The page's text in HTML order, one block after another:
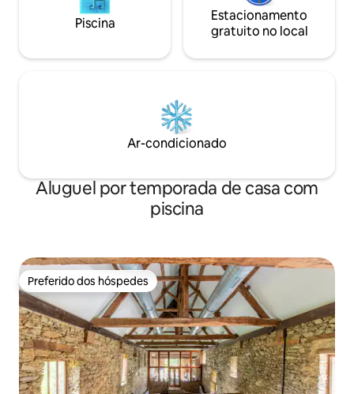
Piscina
Estacionamento
gratuito no local
Ar-condicionado
Aluguel por temporada de casa com
piscina
Preferido dos hóspedes
Preferido dos hóspedes